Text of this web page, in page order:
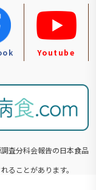
Youtube
査分科会報告の⽇本食品
ることがあります。